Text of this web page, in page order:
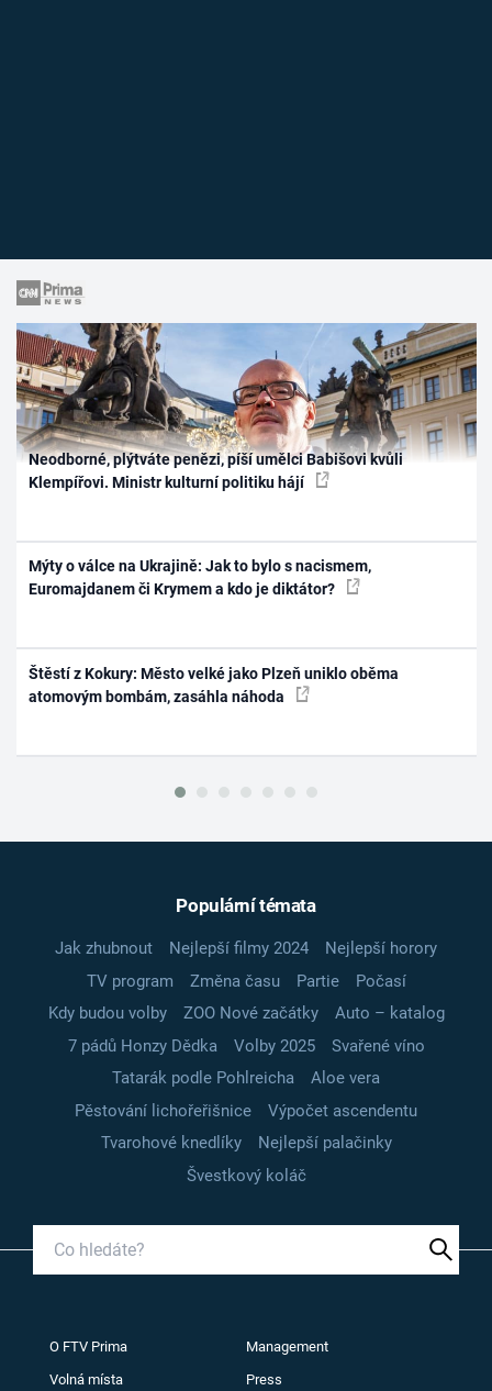
Neodborné, plýtváte penězi, píší umělci Babišovi kvůli
Klempířovi. Ministr kulturní politiku hájí
Mýty o válce na Ukrajině: Jak to bylo s nacismem,
Euromajdanem či Krymem a kdo je diktátor?
Štěstí z Kokury: Město velké jako Plzeň uniklo oběma
atomovým bombám, zasáhla náhoda
Populární témata
Jak zhubnout Nejlepší filmy 2024
Nejlepší horory
TV program
Změna času Partie
Počasí
Kdy budou volby
ZOO Nové začátky
Auto – katalog
7 pádů Honzy Dědka
Volby 2025
Svařené víno
Tatarák podle Pohlreicha
Aloe vera
Pěstování lichořeřišnice
Výpočet ascendentu
Tvarohové knedlíky
Nejlepší palačinky
Švestkový koláč
O FTV Prima Management
Volná místa Press